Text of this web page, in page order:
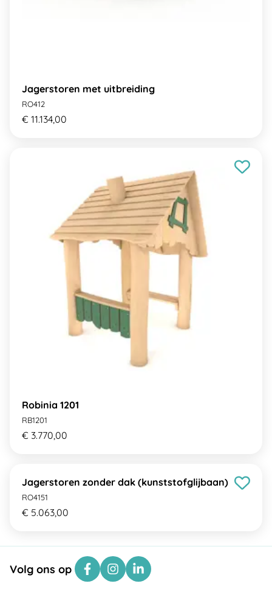
Jagerstoren met uitbreiding
RO412
€ 11.134,00
Robinia 1201
RB1201
€ 3.770,00
Jagerstoren zonder dak (kunststofglijbaan)
RO4151
€ 5.063,00
Volg ons op